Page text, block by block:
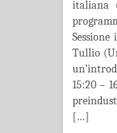
italiana
Tullio
15:20 –
[…]